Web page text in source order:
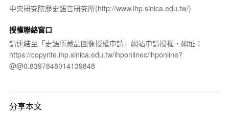
中央研究院歷史語言研究所(http://www.ihp.sinica.edu.tw/)
授權聯絡窗口
請連結至「史語所藏品圖像授權申請」網站申請授權，網址：
https://copyrite.ihp.sinica.edu.tw/ihponlinec/ihponline?
@@0.8397848014139848
分享本文